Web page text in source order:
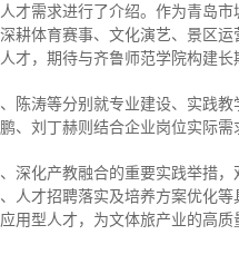
才需求进行了介绍。作为青岛
耕体育赛事、文化演艺、景区
才，期待与齐鲁师范学院构建长
陈涛等分别就专业建设、实践
、刘丁赫则结合企业岗位实际
深化产教融合的重要实践举措
人才招聘落实及培养方案优化
用型人才，为文体旅产业的高质